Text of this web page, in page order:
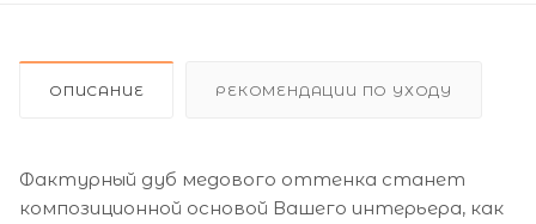
ОПИСАНИЕ РЕКОМЕНДАЦИИ ПО УХОДУ
Фактурный дуб медового оттенка станет
композиционной основой Вашего интерьера, как